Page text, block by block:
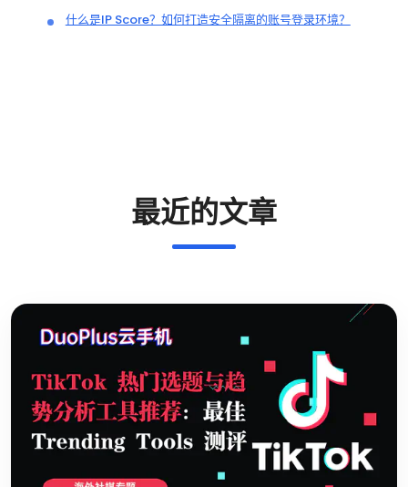
什么是IP Score？如何打造安全隔离的账号登录环境？
最近的文章